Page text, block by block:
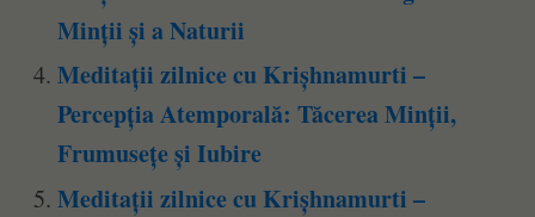
Minții și a Naturii
Meditații zilnice cu Krișhnamurti –
Percepția Atemporală: Tăcerea Minții,
Frumusețe și Iubire
Meditații zilnice cu Krișhnamurti –